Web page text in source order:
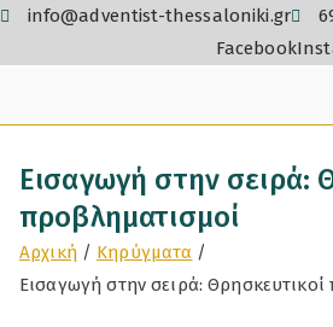
info@adventist-thessaloniki.gr
Facebook
Εισαγωγή στην σειρά:
προβληματισμοί
Αρχική
Κηρύγματα
Εισαγωγή στην σειρά: Θρησκευτικοί